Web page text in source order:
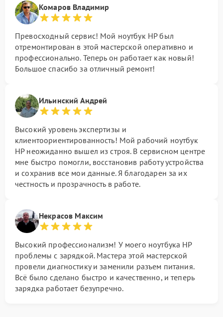
Комаров Владимир
Превосходный сервис! Мой ноутбук HP был
отремонтирован в этой мастерской оперативно и
профессионально. Теперь он работает как новый!
Большое спасибо за отличный ремонт!
Ильинский Андрей
Высокий уровень экспертизы и
клиентоориентированность! Мой рабочий ноутбук
HP неожиданно вышел из строя. В сервисном центре
мне быстро помогли, восстановив работу устройства
и сохранив все мои данные. Я благодарен за их
честность и прозрачность в работе.
Некрасов Максим
Высокий профессионализм! У моего ноутбука HP
проблемы с зарядкой. Мастера этой мастерской
провели диагностику и заменили разъем питания.
Всё было сделано быстро и качественно, и теперь
зарядка работает безупречно.